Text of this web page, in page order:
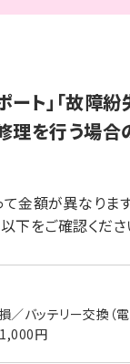
ート」「故
理を行う場
金額が異なります
下をご確認くださ
バッテリー交換（
円